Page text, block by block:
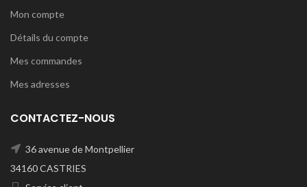
Mon compte
Détails du compte
Mes commandes
Mes adresses
CONTACTEZ-NOUS
36 avenue de Montpellier
34160 CASTRIES